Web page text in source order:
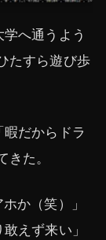
へ通うよう
たすら遊び歩
だからドラ
た。
か（笑）」
えず来い」